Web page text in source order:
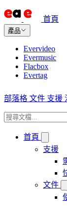
首頁
產品
Evervideo
Evermusic
Flacbox
Evertag
部落格 文件 支援
首頁
支援
文件